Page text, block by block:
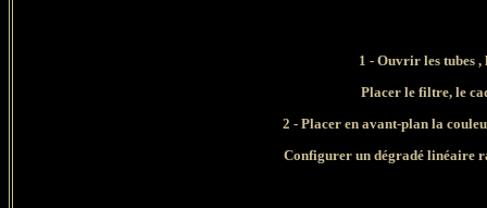
1 - Ouvrir les tubes
Placer le filtre, le
2 - Placer en avant-plan la
Configurer un dégradé linéaire